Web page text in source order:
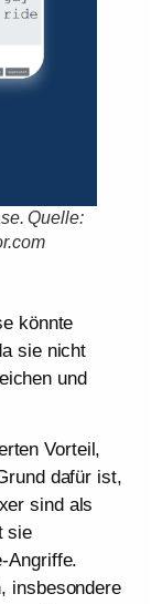
Quelle:
könnte
sie nicht
und
Vorteil,
dafür ist,
sind als
sie
Angriffe.
insbesondere